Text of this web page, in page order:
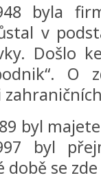
byla
v
Došlo
O
byl
byl
době se